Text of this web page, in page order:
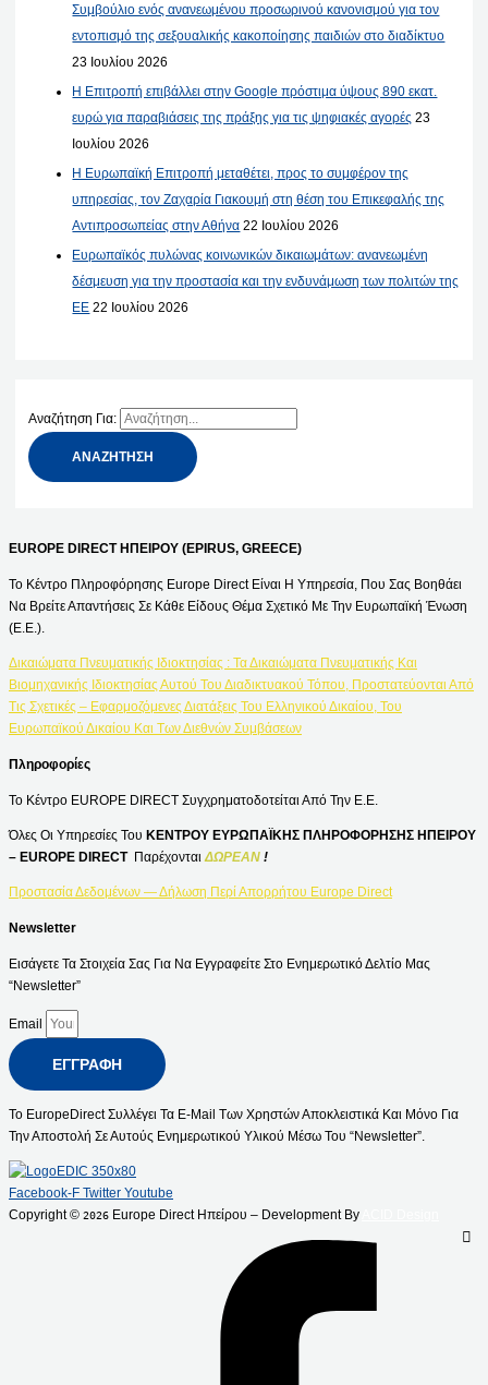
Συμβούλιο ενός ανανεωμένου προσωρινού κανονισμού για τον
εντοπισμό της σεξουαλικής κακοποίησης παιδιών στο διαδίκτυο
23 Ιουλίου 2026
Η Επιτροπή επιβάλλει στην Google πρόστιμα ύψους 890 εκατ.
ευρώ για παραβιάσεις της πράξης για τις ψηφιακές αγορές 23
Ιουλίου 2026
Η Ευρωπαϊκή Επιτροπή μεταθέτει, προς το συμφέρον της
υπηρεσίας, τον Ζαχαρία Γιακουμή στη θέση του Επικεφαλής της
Αντιπροσωπείας στην Αθήνα 22 Ιουλίου 2026
Ευρωπαϊκός πυλώνας κοινωνικών δικαιωμάτων: ανανεωμένη
δέσμευση για την προστασία και την ενδυνάμωση των πολιτών της
ΕΕ 22 Ιουλίου 2026
Αναζήτηση Για:
EUROPE DIRECT ΗΠΕΙΡΟΥ (EPIRUS, GREECE)
Το Κέντρο Πληροφόρησης Europe Direct Είναι Η Υπηρεσία, Που Σας Βοηθάει
Να Βρείτε Απαντήσεις Σε Κάθε Είδους Θέμα Σχετικό Με Την Ευρωπαϊκή Ένωση
(Ε.Ε.).
Δικαιώματα Πνευματικής Ιδιοκτησίας : Τα Δικαιώματα Πνευματικής Και
Βιομηχανικής Ιδιοκτησίας Αυτού Του Διαδικτυακού Τόπου, Προστατεύονται Από
Τις Σχετικές – Εφαρμοζόμενες Διατάξεις Του Ελληνικού Δικαίου, Του
Ευρωπαϊκού Δικαίου Και Των Διεθνών Συμβάσεων
Πληροφορίες
Το Κέντρο EUROPE DIRECT Συγχρηματοδοτείται Από Την Ε.Ε.
Όλες Οι Υπηρεσίες Του ΚΕΝΤΡΟΥ ΕΥΡΩΠΑΪΚΗΣ ΠΛΗΡΟΦΟΡΗΣΗΣ ΗΠΕΙΡΟΥ
– EUROPE DIRECT Παρέχονται ΔΩΡΕΑΝ !
Προστασία Δεδομένων — Δήλωση Περί Απορρήτου Europe Direct
Newsletter
Εισάγετε Τα Στοιχεία Σας Για Να Εγγραφείτε Στο Ενημερωτικό Δελτίο Μας
“Newsletter”
Email
ΕΓΓΡΑΦΉ
Το EuropeDirect Συλλέγει Τα E-Mail Των Χρηστών Αποκλειστικά Και Μόνο Για
Την Αποστολή Σε Αυτούς Ενημερωτικού Υλικού Μέσω Του “Newsletter”.
Facebook-F Twitter Youtube
Copyright © 2026 Europe Direct Ηπείρου – Development By